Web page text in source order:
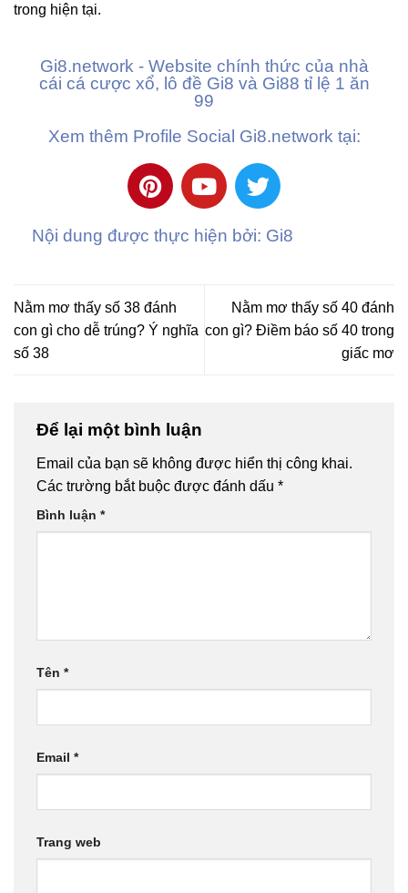
trong hiện tại.
Gi8.network - Website chính thức của nhà
cái cá cược xổ, lô đề Gi8 và Gi88 tỉ lệ 1 ăn
99
Xem thêm Profile Social Gi8.network tại:
Nội dung được thực hiện bởi: Gi8
Nằm mơ thấy số 38 đánh
con gì cho dễ trúng? Ý nghĩa
số 38
Nằm mơ thấy số 40 đánh
con gì? Điềm báo số 40 trong
giấc mơ
Để lại một bình luận
Email của bạn sẽ không được hiển thị công khai.
Các trường bắt buộc được đánh dấu *
Bình luận *
Tên *
Email *
Trang web